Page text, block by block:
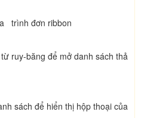
trình đơn ribbon
ruy-băng để mở danh sách thả
sách để hiển thị hộp thoại của